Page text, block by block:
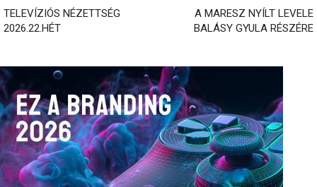
TELEVÍZIÓS NÉZETTSÉG
2026.22.HÉT
A MARESZ NYÍLT LEVELE
BALÁSY GYULA RÉSZÉRE